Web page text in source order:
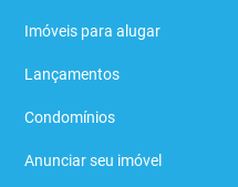
Imóveis para alugar
Lançamentos
Condomínios
Anunciar seu imóvel